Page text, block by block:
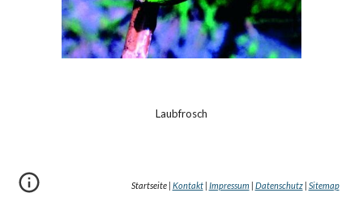
Laubfrosch
Startseite | Kontakt| Impressum | Datenschutz| Sitemap